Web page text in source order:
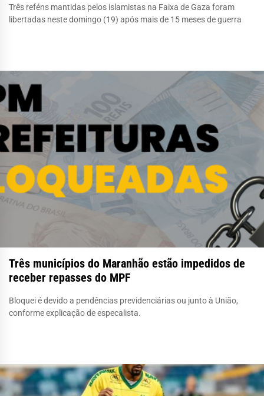
Três reféns mantidas pelos islamistas na Faixa de Gaza foram
libertadas neste domingo (19) após mais de 15 meses de guerra
Três municípios do Maranhão estão impedidos de
receber repasses do MPF
Bloquei é devido a pendências previdenciárias ou junto à União,
conforme explicação de especalista.